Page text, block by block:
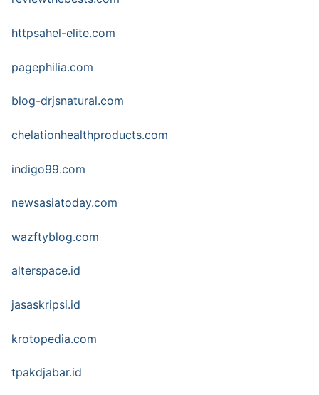
httpsahel-elite.com
pagephilia.com
blog-drjsnatural.com
chelationhealthproducts.com
indigo99.com
newsasiatoday.com
wazftyblog.com
alterspace.id
jasaskripsi.id
krotopedia.com
tpakdjabar.id